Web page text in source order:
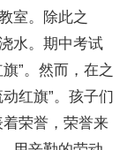
室。除此之
水。期中考试
”。然而，在之
红旗”。孩子们
荣誉，荣誉来